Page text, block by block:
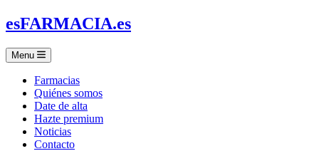
esFARMACIA.es
Menu
Farmacias
Quiénes somos
Date de alta
Hazte premium
Noticias
Contacto